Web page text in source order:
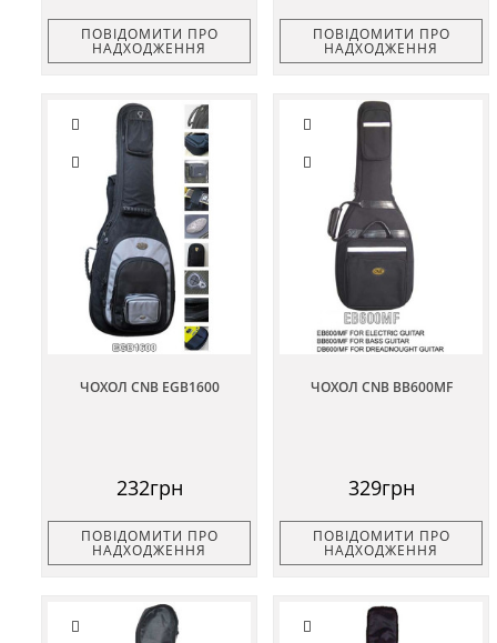
ПОВІДОМИТИ ПРО
НАДХОДЖЕННЯ
ПОВІДОМИТИ ПРО
НАДХОДЖЕННЯ
ЧОХОЛ CNB EGB1600
232грн
ПОВІДОМИТИ ПРО
НАДХОДЖЕННЯ
ЧОХОЛ CNB BB600MF
329грн
ПОВІДОМИТИ ПРО
НАДХОДЖЕННЯ